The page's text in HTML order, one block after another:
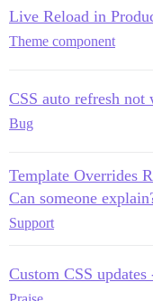
Live Reload in
Theme component
CSS auto refresh not
Bug
Template Overrides
Can someone
Support
Custom CSS